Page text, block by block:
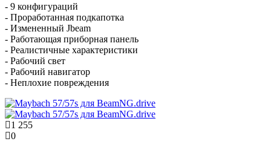
- 9 конфигураций
- Проработанная подкапотка
- Измененный Jbeam
- Работающая приборная панель
- Реалистичные характеристики
- Рабочий свет
- Рабочий навигатор
- Неплохие повреждения
1 255
0